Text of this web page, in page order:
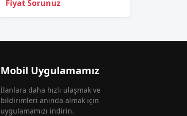
Fiyat Sorunuz
Mobil Uygulamamız
İlanlara daha hızlı ulaşmak ve
bildirimleri anında almak için
uygulamamızı indirin.